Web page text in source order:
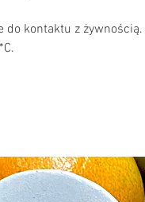
do kontaktu z żywnością.